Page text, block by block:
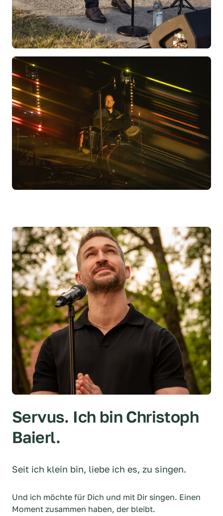
Servus. Ich bin Christoph
Baierl.
Seit ich klein bin, liebe ich es, zu singen.
Und ich möchte für Dich und mit Dir singen. Einen
Moment zusammen haben, der bleibt.